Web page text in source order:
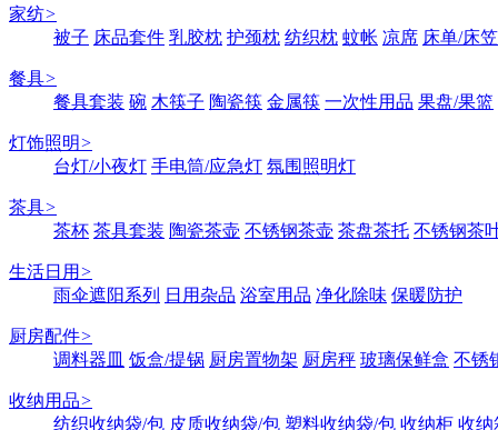
家纺>
被子 床品套件 乳胶枕 护颈枕 纺织枕 蚊帐 凉席 床单/床笠
餐具>
餐具套装 碗 木筷子 陶瓷筷 金属筷 一次性用品 果盘/果篮
灯饰照明>
台灯/小夜灯 手电筒/应急灯 氛围照明灯
茶具>
茶杯 茶具套装 陶瓷茶壶 不锈钢茶壶 茶盘茶托 不锈钢茶
生活日用 >
雨伞遮阳系列
日用杂品 浴室用品 净化除味 保暖防护
厨房配件>
调料器皿 饭盒/提锅 厨房置物架 厨房秤 玻璃保鲜盒 不锈
收纳用品>
纺织收纳袋/包 皮质收纳袋/包 塑料收纳袋/包 收纳柜 收纳